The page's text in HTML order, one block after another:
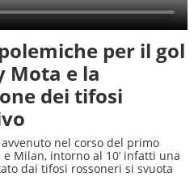
per il gol
Mota e la
dei tifosi
nel corso del primo
Milan, intorno al 10’ infatti una
dai tifosi rossoneri si svuota